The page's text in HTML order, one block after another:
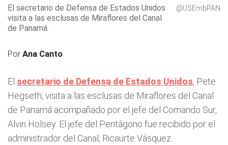
El secretario de Defensa de Estados Unidos
visita a las esclusas de Miraflores del Canal
de Panamá.
@USEmbPAN
PorAna Canto
El secretario de Defensa de Estados Unidos, Pete
Hegseth, visita a las esclusas de Miraflores del Canal
de Panamá acompañado por el jefe del Comando Sur,
Alvin Holsey. El jefe del Pentágono fue recibido por el
administrador del Canal, Ricaurte Vásquez.